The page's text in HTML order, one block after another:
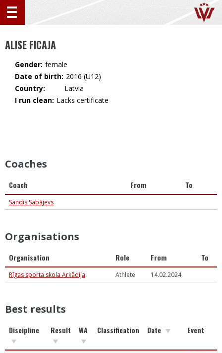
ALISE FICAJA
Gender: female
Date of birth: 2016 (U12)
Country:
🇱🇻 Latvia
I run clean: Lacks certificate
Coaches
Coach From To
Sandis Sabājevs
Organisations
Organisation Role From To
Rīgas sporta skola Arkādija Athlete 14.02.2024.
Best results
Discipline Result WA Classification Date Event